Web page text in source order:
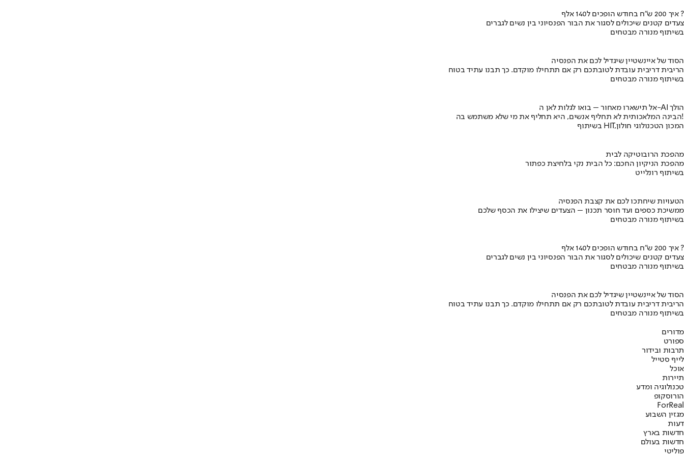
איך 200 ש"ח בחודש הופכים ל140 אלף ?
צעדים קטנים שיכולים לסגור את הבור הפנסיוני בין נשים לגברים
בשיתוף מנורה מבטחים
הסוד של איינשטיין שיגדיל לכם את הפנסיה
הריבית דריבית עובדת לטובתכם רק אם תתחילו מוקדם. כך תבנו עתיד בטוח
בשיתוף מנורה מבטחים
אל תישארו מאחור – בואו לגלות לאן ה-AI הולך
הבינה המלאכותית לא תחליף אנשים, היא תחליף את מי שלא משתמש בה!
בשיתוף HIT,המכון הטכנולוגי חולון
מהפכת הרובוטיקה לבית
מהפכת הניקיון החכם: כל הבית נקי בלחיצת כפתור
בשיתוף רונלייט
הטעויות שיחתכו לכם את קצבת הפנסיה
ממשיכת כספים ועד חוסר תכנון – הצעדים שיצילו את הכסף שלכם
בשיתוף מנורה מבטחים
איך 200 ש"ח בחודש הופכים ל140 אלף ?
צעדים קטנים שיכולים לסגור את הבור הפנסיוני בין נשים לגברים
בשיתוף מנורה מבטחים
הסוד של איינשטיין שיגדיל לכם את הפנסיה
הריבית דריבית עובדת לטובתכם רק אם תתחילו מוקדם. כך תבנו עתיד בטוח
בשיתוף מנורה מבטחים
מדורים
ספורט
תרבות ובידור
לייף סטייל
אוכל
תיירות
טכנולוגיה ומדע
הורוסקופ
ForReal
מגזין השבוע
דעות
חדשות בארץ
חדשות בעולם
פוליטי